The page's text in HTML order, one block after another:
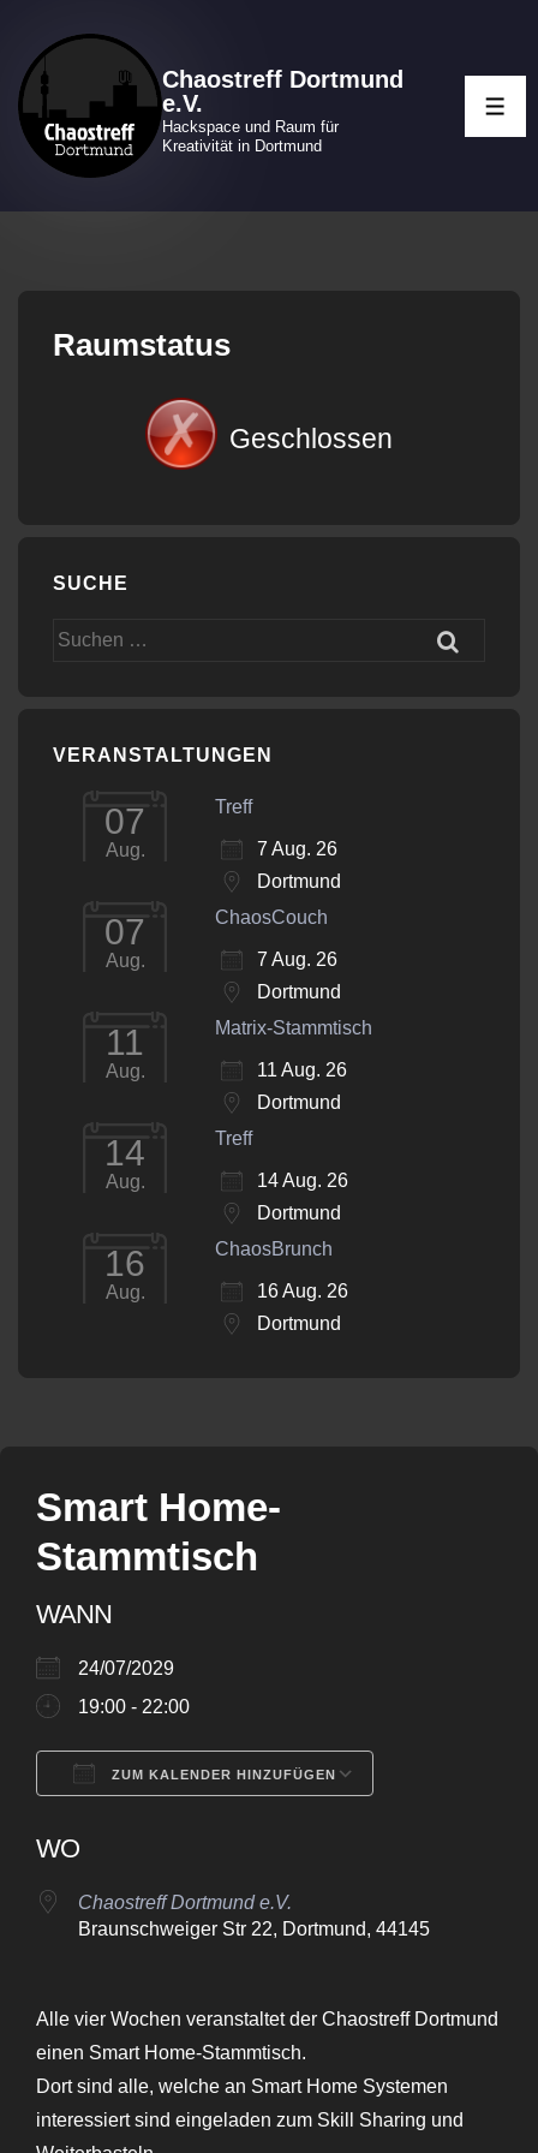
Inhalt
Chaostreff Dortmund
e.V.
Hackspace und Raum für
Kreativität in Dortmund
Smart Home-
Stammtisch
WANN
24/07/2029
19:00 - 22:00
ZUM KALENDER HINZUFÜGEN
WO
Chaostreff Dortmund e.V.
Braunschweiger Str 22, Dortmund, 44145
Alle vier Wochen veranstaltet der Chaostreff Dortmund
einen Smart Home-Stammtisch.
Dort sind alle, welche an Smart Home Systemen
interessiert sind eingeladen zum Skill Sharing und
Raumstatus
Geschlossen
SUCHE
Suchen
VERANSTALTUNGEN
07
Aug.
Treff
7 Aug. 26
Dortmund
07
Aug.
ChaosCouch
7 Aug. 26
Dortmund
11
Aug.
Matrix-Stammtisch
11 Aug. 26
Dortmund
14
Aug.
Treff
14 Aug. 26
Dortmund
16
Aug.
ChaosBrunch
16 Aug. 26
Dortmund